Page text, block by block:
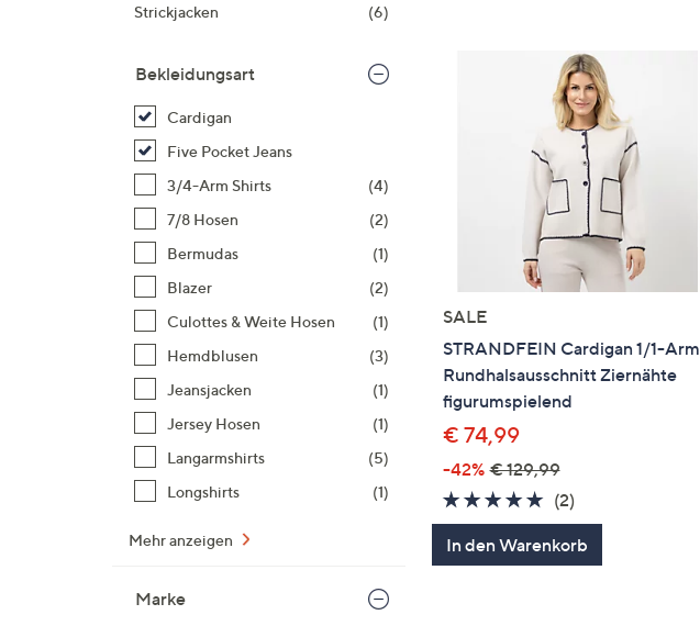
anzuzeigen.
Strickjacken
(6)
Bekleidungsart
Cardigan
Five Pocket Jeans
3/4-Arm Shirts
(4)
7/8 Hosen
(2)
Bermudas
(1)
Blazer
(2)
Culottes & Weite Hosen
(1)
Hemdblusen
(3)
Jeansjacken
(1)
Jersey Hosen
(1)
Langarmshirts
(5)
Longshirts
(1)
Mehr anzeigen
Marke
SALE
STRANDFEIN Cardigan 1/1-Arm
Rundhalsausschnitt Ziernähte
figurumspielend
€ 74,99
-42% € 129,99
5.0
von
5
(2)2
Bewertungen
In den Warenkorb